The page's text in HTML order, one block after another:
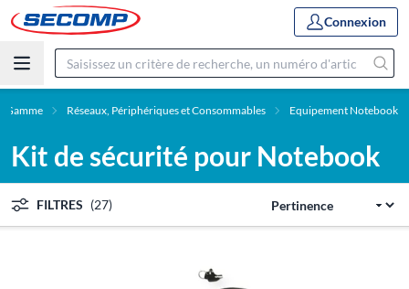
Connexion
Gamme Réseaux, Périphériques et Consommables Equipement Notebook
Kit de sécurité pour Notebook
FILTRES (27)